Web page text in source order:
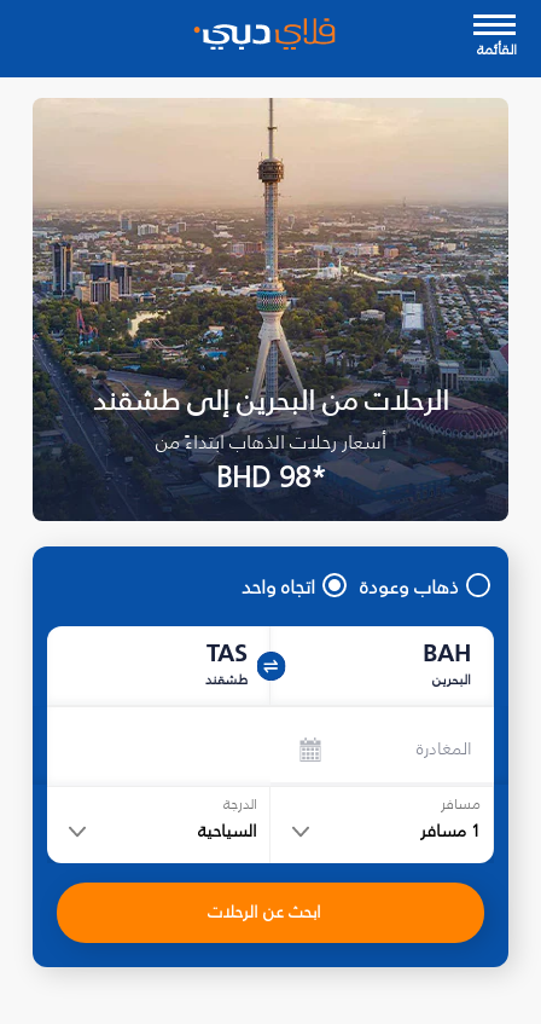
القأئمة
الرحلات من البحرين إلى طشقند
أسعار رحلات الذهاب ابتداءً من
*BHD 98
ذهاب وعودة اتجاه واحد
BAH
البحرين
TAS
طشقند
المغادرة
مسافر
1 مسافر
الدرجة
السياحية
ابحث عن الرحلات